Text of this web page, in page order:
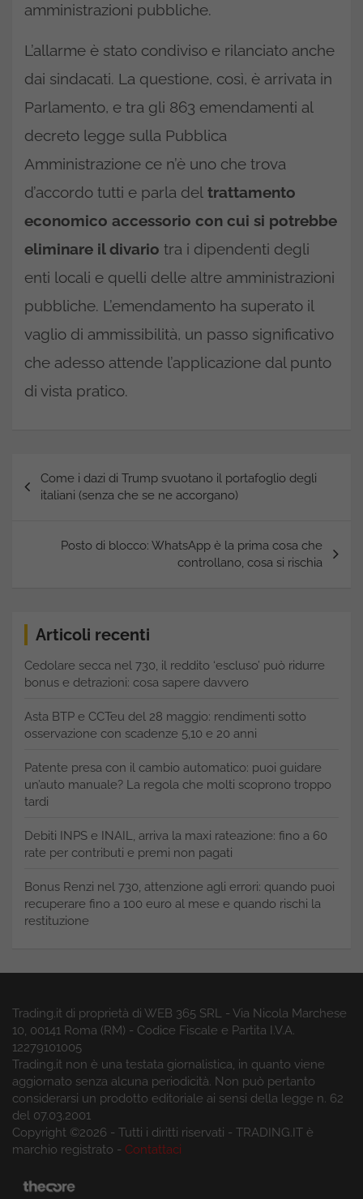
amministrazioni pubbliche.
L’allarme è stato condiviso e rilanciato anche
dai sindacati. La questione, così, è arrivata in
Parlamento, e tra gli 863 emendamenti al
decreto legge sulla Pubblica
Amministrazione ce n’è uno che trova
d’accordo tutti e parla del trattamento
economico accessorio con cui si potrebbe
eliminare il divario tra i dipendenti degli
enti locali e quelli delle altre amministrazioni
pubbliche. L’emendamento ha superato il
vaglio di ammissibilità, un passo significativo
che adesso attende l’applicazione dal punto
di vista pratico.
Navigazione
articoli
Come i dazi di Trump svuotano il portafoglio degli
italiani (senza che se ne accorgano)
Posto di blocco: WhatsApp è la prima cosa che
controllano, cosa si rischia
Articoli recenti
Cedolare secca nel 730, il reddito ‘escluso’ può ridurre
bonus e detrazioni: cosa sapere davvero
Asta BTP e CCTeu del 28 maggio: rendimenti sotto
osservazione con scadenze 5,10 e 20 anni
Patente presa con il cambio automatico: puoi guidare
un’auto manuale? La regola che molti scoprono troppo
tardi
Debiti INPS e INAIL, arriva la maxi rateazione: fino a 60
rate per contributi e premi non pagati
Bonus Renzi nel 730, attenzione agli errori: quando puoi
recuperare fino a 100 euro al mese e quando rischi la
restituzione
Trading.it di proprietà di WEB 365 SRL - Via Nicola Marchese
10, 00141 Roma (RM) - Codice Fiscale e Partita I.V.A.
12279101005
Trading.it non è una testata giornalistica, in quanto viene
aggiornato senza alcuna periodicità. Non può pertanto
considerarsi un prodotto editoriale ai sensi della legge n. 62
del 07.03.2001
Copyright ©2026 - Tutti i diritti riservati - TRADING.IT è
marchio registrato - Contattaci